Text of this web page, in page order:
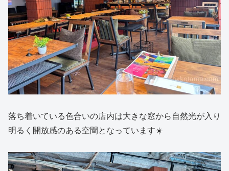
落ち着いている色合いの店内は大きな窓から自然光が入り
明るく開放感のある空間となっています☀️